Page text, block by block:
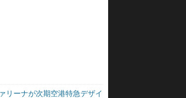
リーナが次期空港特急デザイ